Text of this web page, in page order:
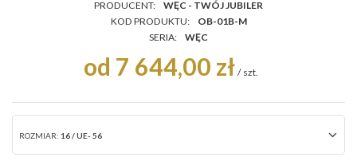
PRODUCENT:
WĘC - TWÓJ JUBILER
KOD PRODUKTU:
OB-01B-M
SERIA:
WĘC
od 7 644,00 zł / szt.
ROZMIAR: 16 / UE- 56